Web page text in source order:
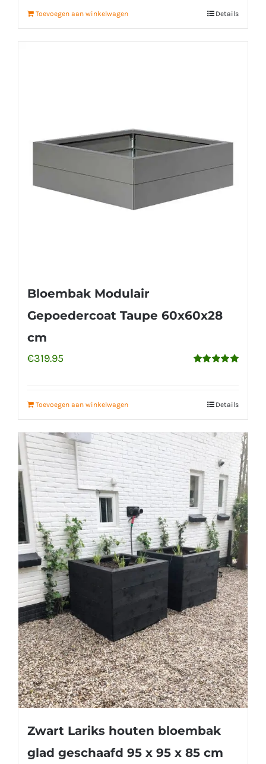
Toevoegen aan winkelwagen Details
Bloembak Modulair
Gepoedercoat Taupe 60x60x28
cm
€319.95
Toevoegen aan winkelwagen Details
Zwart Lariks houten bloembak
glad geschaafd 95 x 95 x 85 cm